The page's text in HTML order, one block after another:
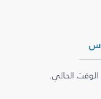
الوقت الحالي.